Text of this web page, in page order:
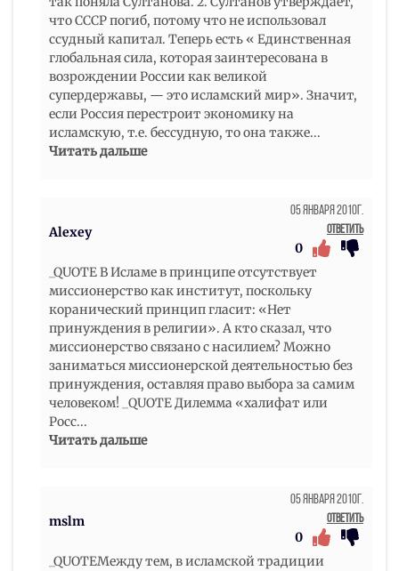
что СССР погиб, потому что не использовал
ссудный капитал. Теперь есть « Единственная
глобальная сила, которая заинтересована в
возрождении России как великой
супердержавы, — это исламский мир». Значит,
если Россия перестроит экономику на
исламскую, т.е. бессудную, то она также...
Читать дальше
Alexey
05 Января 2010г.
Ответить
0
_QUOTE В Исламе в принципе отсутствует
миссионерство как институт, поскольку
коранический принцип гласит: «Нет
принуждения в религии». А кто сказал, что
миссионерство связано с насилием? Можно
заниматься миссионерской деятельностью без
принуждения, оставляя право выбора за самим
человеком! _QUOTE Дилемма «халифат или
Росс...
Читать дальше
mslm
05 Января 2010г.
Ответить
0
_QUOTEМежду тем, в исламской традиции